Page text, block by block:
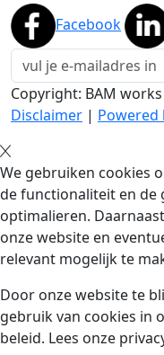
Facebook
Copyright: BAM works
Disclaimer | Powered
We gebruiken cookies
de functionaliteit en
optimalieren.
onze website en
relevant mogelijk te
Door onze website te
gebruik van cookies in
beleid. Lees onze